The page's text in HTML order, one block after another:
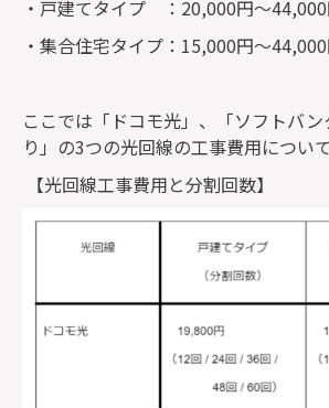
・戸建てタイプ ：20,000円～
・集合住宅タイプ：15,000円～
ここでは「ドコモ光」、「ソフトバ
り」の3つの光回線の工事費用につい
【光回線工事費用と分割回数】